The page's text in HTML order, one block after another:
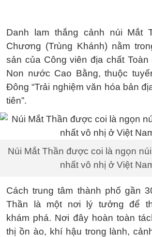
Danh lam thắng cảnh núi Mắt
Chương (Trùng Khánh) nằm
sản của Công viên địa chất Toàn
Non nước Cao Bằng, thuộc
Đông “Trải nghiệm văn hóa bản
tiên”.
Núi Mắt Thần được coi là ngọn
nhất vô nhị ở Việt
Cách trung tâm thành phố gần
Thần là một nơi lý tưởng để
khám phá. Nơi đây hoàn toàn
thị ồn ào, khí hậu trong lành,